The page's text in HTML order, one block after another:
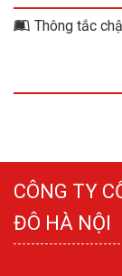
Thông tắc
CÔNG TY
ĐÔ HÀ NỘI